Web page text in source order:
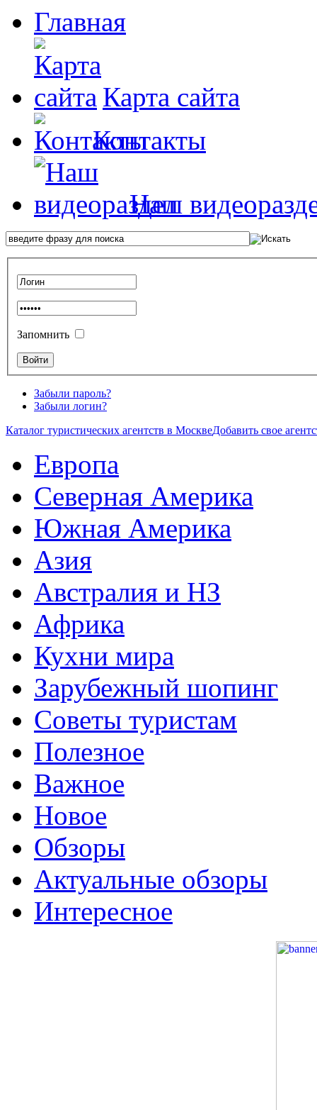
Главная
Карта сайта
Контакты
Наш
Запомнить
Забыли пароль?
Забыли логин?
Каталог туристических агентств в МосквеДобавить свое
Европа
Северная Америка
Южная Америка
Азия
Австралия и НЗ
Африка
Кухни мира
Зарубежный шопинг
Советы туристам
Полезное
Важное
Новое
Обзоры
Актуальные обзоры
Интересное